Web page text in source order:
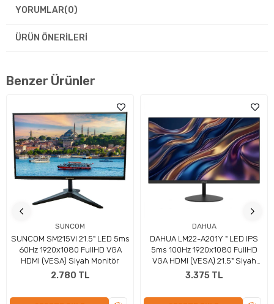
W-LED Arka Aydınlatma:
178°/178° Görüş Açısı:
uyumluluğu
ThinkVision Serisi Güvenilirliği:
Siyah Tasarım:Sade ve profesyonel görünüm, her masa
düzenine uyar
Teknik Özellikler
Marka:Lenovo
Seri: ThinkVision
Model:S27i-30 (63DFKAT4TK)
Ekran Boyutu:27"
Çözünürlük:
1920x1080 (Full HD)
Yenileme Hızı:100Hz
Tepki Süresi: 4ms
Parlaklık:300 cd/m²
Kontrast:
1300:1
Görüş Açısı:178°/178°
YORUMLAR(0)
ÜRÜN ÖNERILERI
Benzer Ürünler
SUNCOM
SUNCOM SM215VI 21.5" LED 5ms
60Hz 1920x1080 FullHD VGA
HDMI (VESA) Siyah Monitör
2.780 TL
DAHUA
DAHUA LM22-A201Y " LED IPS
5ms 100Hz 1920x1080 FullHD
VGA HDMI (VESA) 21.5" Siyah
Monitör
3.375 TL